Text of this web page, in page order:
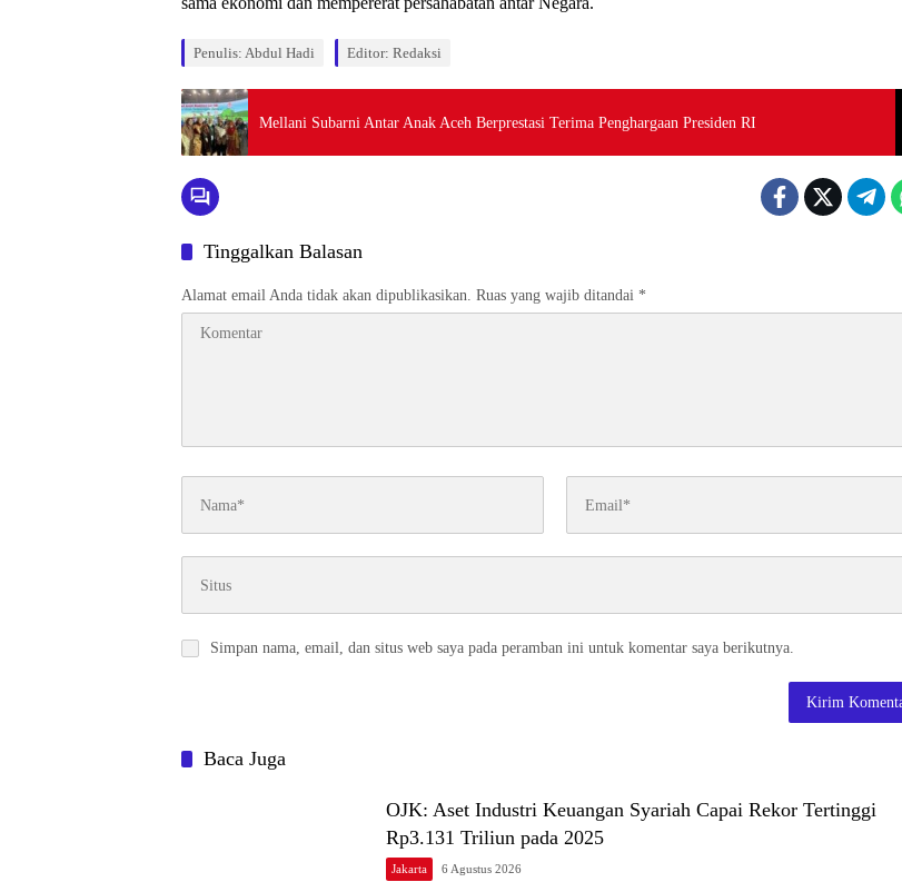
Penulis: Abdul Hadi Editor: Redaksi
Mellani Subarni Antar Anak Aceh Berprestasi Terima Penghargaan Presiden RI
Tinggalkan Balasan
Alamat email Anda tidak akan dipublikasikan. Ruas yang wajib ditandai *
Simpan nama, email, dan situs web saya pada peramban ini untuk komentar saya berikutnya.
Baca Juga
OJK: Aset Industri Keuangan Syariah Capai Rekor Tertinggi
Rp3.131 Triliun pada 2025
Jakarta 6 Agustus 2026